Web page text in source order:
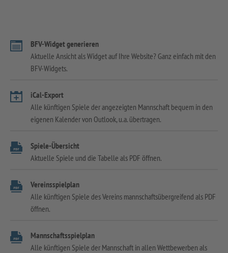
BFV-Widget generieren
Aktuelle Ansicht als Widget auf Ihre Website? Ganz einfach mit den
BFV-Widgets.
iCal-Export
Alle künftigen Spiele der angezeigten Mannschaft bequem in den
eigenen Kalender von Outlook, u.a. übertragen.
Spiele-Übersicht
Aktuelle Spiele und die Tabelle als PDF öffnen.
Vereinsspielplan
Alle künftigen Spiele des Vereins mannschaftsübergreifend als PDF
öffnen.
Mannschaftsspielplan
Alle künftigen Spiele der Mannschaft in allen Wettbewerben als